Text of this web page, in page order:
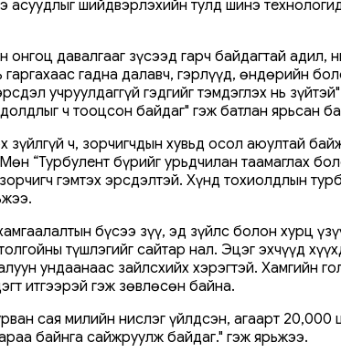
шийдвэрлэхийн тулд шинэ
давалгааг зүсээд гарч байдагтай адил,
гадна далавч, гэрлүүд, өндөрийн
учруулдаггүй гэдгийг тэмдэглэх нь
ч тооцсон байдаг" гэж батлан ярьсан
ч, зорчигчдын хувьд осол аюултай
“Турбулент бүрийг урьдчилан таамаглах
гэмтэх эрсдэлтэй. Хүнд тохиолдлын
бүсээ зүү, эд зүйлс болон хурц
түшлэгийг сайтар нал. Эцэг эхчүүд
ундаанаас зайлсхийх хэрэгтэй. Хамгийн
итгээрэй гэж зөвлөсөн байна.
сая милийн нислэг үйлдсэн, агаарт
байнга сайжруулж байдаг." гэж ярьжээ.